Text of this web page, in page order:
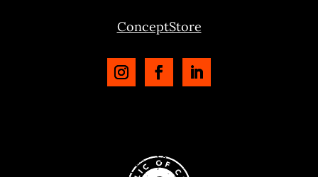
ConceptStore